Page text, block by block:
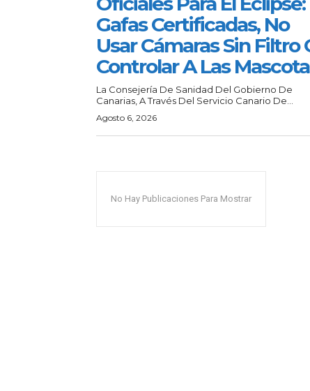
Gafas Certificadas, No
Usar Cámaras Sin Filtro
Controlar A Las
La Consejería De Sanidad Del Gobierno De
Canarias, A Través Del Servicio Canario De...
Agosto 6, 2026
No Hay Publicaciones Para Mostrar